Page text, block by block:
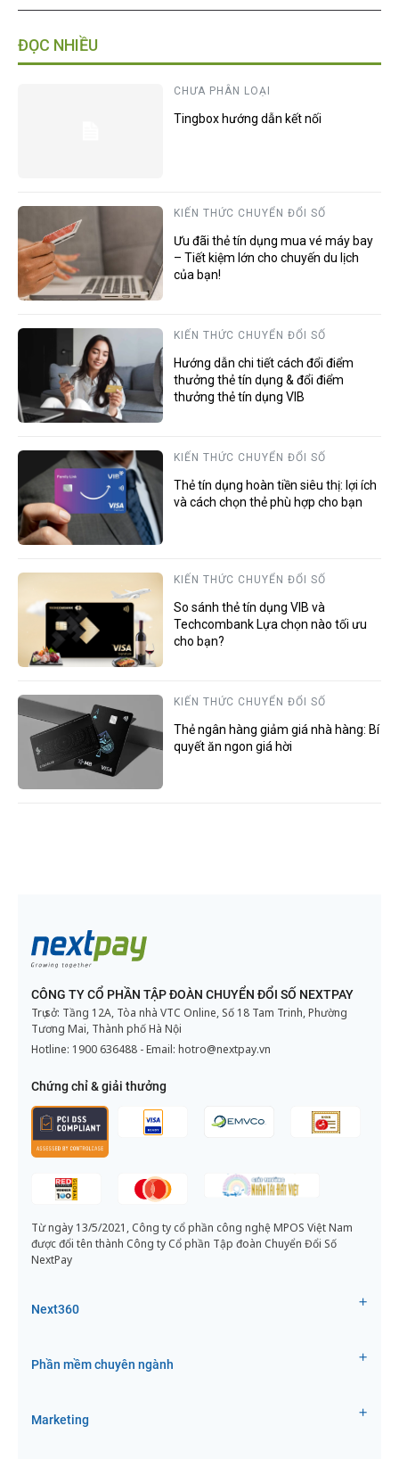
ĐỌC NHIỀU
CHƯA PHÂN LOẠI
Tingbox hướng dẫn kết nối
KIẾN THỨC CHUYỂN ĐỔI SỐ
Ưu đãi thẻ tín dụng mua vé máy bay
– Tiết kiệm lớn cho chuyến du lịch
của bạn!
KIẾN THỨC CHUYỂN ĐỔI SỐ
Hướng dẫn chi tiết cách đổi điểm
thưởng thẻ tín dụng & đổi điểm
thưởng thẻ tín dụng VIB
KIẾN THỨC CHUYỂN ĐỔI SỐ
Thẻ tín dụng hoàn tiền siêu thị: lợi ích
và cách chọn thẻ phù hợp cho bạn
KIẾN THỨC CHUYỂN ĐỔI SỐ
So sánh thẻ tín dụng VIB và
Techcombank Lựa chọn nào tối ưu
cho bạn?
KIẾN THỨC CHUYỂN ĐỔI SỐ
Thẻ ngân hàng giảm giá nhà hàng: Bí
quyết ăn ngon giá hời
CÔNG TY CỔ PHẦN TẬP ĐOÀN CHUYỂN ĐỔI SỐ NEXTPAY
Trụ sở: Tầng 12A, Tòa nhà VTC Online, Số 18 Tam Trinh, Phường
Tương Mai, Thành phố Hà Nội
Hotline: 1900 636488 - Email: hotro@nextpay.vn
Chứng chỉ & giải thưởng
Từ ngày 13/5/2021, Công ty cổ phần công nghệ MPOS Việt Nam
được đổi tên thành Công ty Cổ phần Tập đoàn Chuyển Đổi Số
NextPay
Next360
Phần mềm chuyên ngành
Marketing